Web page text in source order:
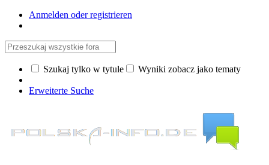
Anmelden oder registrieren
Szukaj tylko w tytule Wyniki zobacz jako tematy
Erweiterte Suche